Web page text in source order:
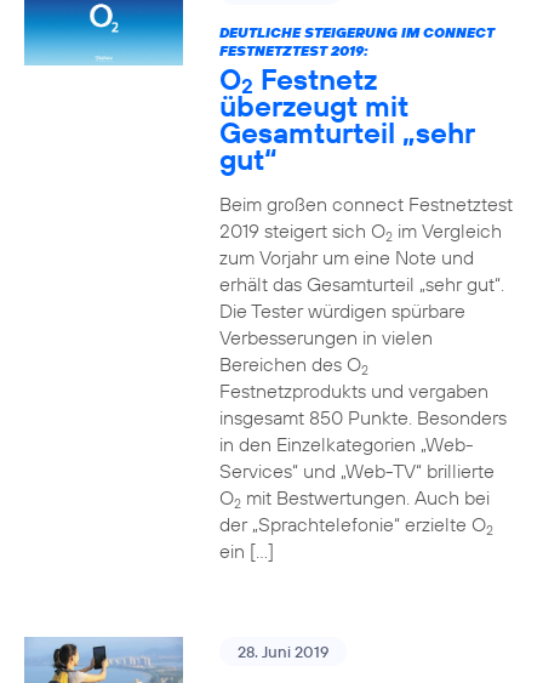
DEUTLICHE STEIGERUNG IM CONNECT
FESTNETZTEST 2019:
O2 Festnetz
überzeugt mit
Gesamturteil „sehr
gut“
Beim großen connect Festnetztest
2019 steigert sich O2im Vergleich
zum Vorjahr um eine Note und
erhält das Gesamturteil „sehr gut“.
Die Tester würdigen spürbare
Verbesserungen in vielen
Bereichen des O2
Festnetzprodukts und vergaben
insgesamt 850 Punkte. Besonders
in den Einzelkategorien „Web-
Services“ und „Web-TV“ brillierte
O2mit Bestwertungen. Auch bei
der „Sprachtelefonie“ erzielte O2
ein […]
28. Juni 2019